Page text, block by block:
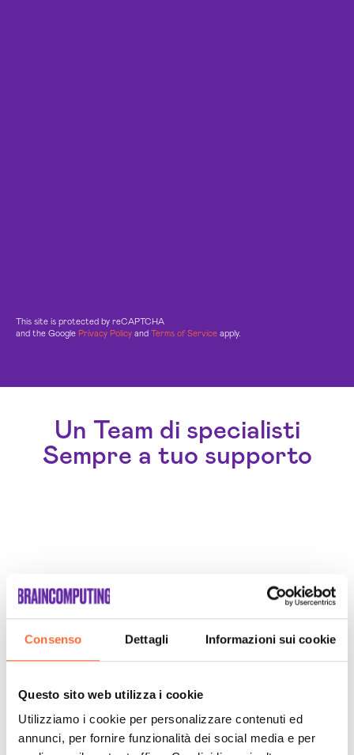
Consenso Dettagli Informazioni sui cookie
Questo sito web utilizza i cookie
Utilizziamo i cookie per personalizzare contenuti ed
annunci, per fornire funzionalità dei social media e per
This site is protected by reCAPTCHA
and the Google Privacy Policy and Terms of Service apply.
Un Team di specialisti
Sempre a tuo supporto